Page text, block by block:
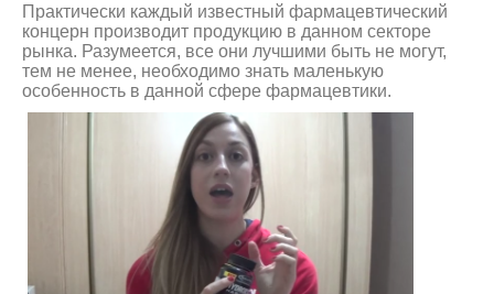
Практически каждый известный фармацевтический
концерн производит продукцию в данном секторе
рынка. Разумеется, все они лучшими быть не могут,
тем не менее, необходимо знать маленькую
особенность в данной сфере фармацевтики.